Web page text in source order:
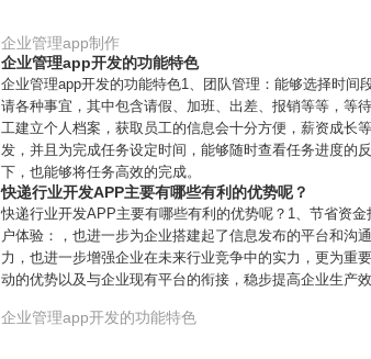
企业管理app制作
企业管理app开发的功能特色
企业管理app开发的功能特色1、团队管理：能够选择时间
请各种事宜，其中包含请假、加班、出差、报销等等，等
工建立个人档案，获取员工的信息会十分方便，薪资成长
发，并且为完成任务设定时间，能够随时查看任务进度的
下，也能够将任务高效的完成。
快递行业开发APP主要有哪些有利的优势呢？
快递行业开发APP主要有哪些有利的优势呢？1、节省资
户体验：，也进一步为企业搭建起了信息发布的平台和沟
力，也进一步增强企业在未来行业竞争中的实力，更为重
动的优势以及与企业现有平台的衔接，稳步提高企业生产
企业管理app开发的功能特色